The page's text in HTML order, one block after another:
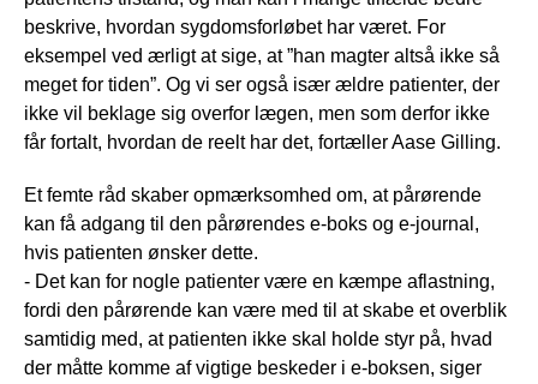
beskrive, hvordan sygdomsforløbet har været. For
eksempel ved ærligt at sige, at ”han magter altså ikke så
meget for tiden”. Og vi ser også især ældre patienter, der
ikke vil beklage sig overfor lægen, men som derfor ikke
får fortalt, hvordan de reelt har det, fortæller Aase Gilling.
Et femte råd skaber opmærksomhed om, at pårørende
kan få adgang til den pårørendes e-boks og e-journal,
hvis patienten ønsker dette.
- Det kan for nogle patienter være en kæmpe aflastning,
fordi den pårørende kan være med til at skabe et overblik
samtidig med, at patienten ikke skal holde styr på, hvad
der måtte komme af vigtige beskeder i e-boksen, siger